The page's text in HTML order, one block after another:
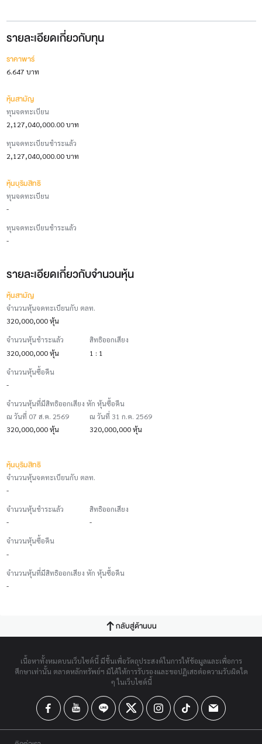
รายละเอียดเกี่ยวกับทุน
ราคาพาร์
6.647 บาท
หุ้นสามัญ
ทุนจดทะเบียน
2,127,040,000.00 บาท
ทุนจดทะเบียนชำระแล้ว
2,127,040,000.00 บาท
หุ้นบุริมสิทธิ
ทุนจดทะเบียน
-
ทุนจดทะเบียนชำระแล้ว
-
รายละเอียดเกี่ยวกับจำนวนหุ้น
หุ้นสามัญ
จำนวนหุ้นจดทะเบียนกับ ตลท.
320,000,000 หุ้น
จำนวนหุ้นชำระแล้ว
320,000,000 หุ้น
สิทธิออกเสียง
1 : 1
จำนวนหุ้นซื้อคืน
-
จำนวนหุ้นที่มีสิทธิออกเสียง หัก หุ้นซื้อคืน
ณ วันที่ 07 ส.ค. 2569
320,000,000 หุ้น
ณ วันที่ 31 ก.ค. 2569
320,000,000 หุ้น
หุ้นบุริมสิทธิ
จำนวนหุ้นจดทะเบียนกับ ตลท.
-
จำนวนหุ้นชำระแล้ว
-
สิทธิออกเสียง
-
จำนวนหุ้นซื้อคืน
-
จำนวนหุ้นที่มีสิทธิออกเสียง หัก หุ้นซื้อคืน
-
กลับสู่ด้านบน
เนื้อหาทั้งหมดบนเว็บไซต์นี้ มีขึ้นเพื่อวัตถุประสงค์ในการให้ข้อมูลและเพื่อการ
ศึกษาเท่านั้น ตลาดหลักทรัพย์ฯ มิได้ให้การรับรองและขอปฏิเสธต่อความรับผิดใด
ๆ ในเว็บไซต์นี้